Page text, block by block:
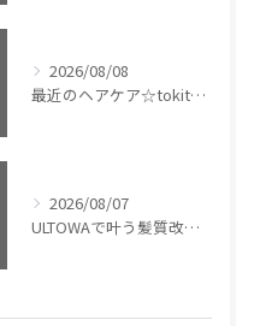
2026/08/08
最近のヘアケア☆tokita【銀座・美容室WISTERIA】
2026/08/07
ULTOWAで叶う髪質改善美髪カラー【銀座・美容室WISTERIA】